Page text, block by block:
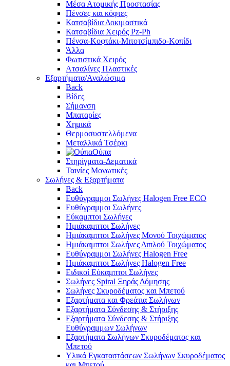
Μέσα Ατομικής Προστασίας
Πένσες και κόφτες
Κατσαβίδια Δοκιμαστικά
Κατσαβίδια Χειρός Pz-Ph
Πένσα-Κοφτάκι-Μιτοτσίμπιδο-Κοπίδι
Άλλα
Φωτιστικά Χειρός
Ατσαλίνες Πλαστικές
Εξαρτήματα/Αναλώσιμα
Back
Βίδες
Σήμανση
Μπαταρίες
Χημικά
Θερμοσυστελλόμενα
Μεταλλικά Τσέρκι
Ούπα
Στηρίγματα-Δεματικά
Ταινίες Μονωτικές
Σωλήνες & Εξαρτήματα
Back
Ευθύγραμμοι Σωλήνες Halogen Free ECO
Ευθύγραμμοι Σωλήνες
Εύκαμπτοι Σωλήνες
Ημιάκαμπτοι Σωλήνες
Ημιάκαμπτοι Σωλήνες Μονού Τοιχώματος
Ημιάκαμπτοι Σωλήνες Διπλού Τοιχώματος
Ευθύγραμμοι Σωλήνες Halogen Free
Ημιάκαμπτοι Σωλήνες Halogen Free
Ειδικοί Εύκαμπτοι Σωλήνες
Σωλήνες Spiral Ξηράς Δόμησης
Σωλήνες Σκυροδέματος και Μπετού
Εξαρτήματα και Φρεάτια Σωλήνων
Εξαρτήματα Σύνδεσης & Στήριξης
Εξαρτήματα Σύνδεσης & Στήριξης
Ευθύγραμμων Σωλήνων
Εξαρτήματα Σωλήνων Σκυροδέματος και
Μπετού
Υλικά Εγκαταστάσεων Σωλήνων Σκυροδέματος